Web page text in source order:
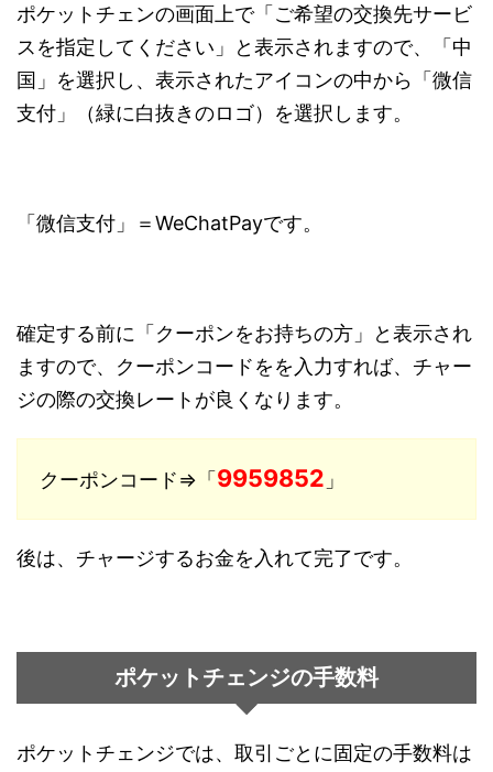
ポケットチェンの画面上で「ご希望の交換先サービ
スを指定してください」と表示されますので、「中
国」を選択し、表示されたアイコンの中から「微信
支付」（緑に白抜きのロゴ）を選択します。
「微信支付」＝WeChatPayです。
確定する前に「クーポンをお持ちの方」と表示され
ますので、クーポンコードをを入力すれば、チャー
ジの際の交換レートが良くなります。
クーポンコード⇒「9959852 」
後は、チャージするお金を入れて完了です。
ポケットチェンジの手数料
ポケットチェンジでは、取引ごとに固定の手数料は